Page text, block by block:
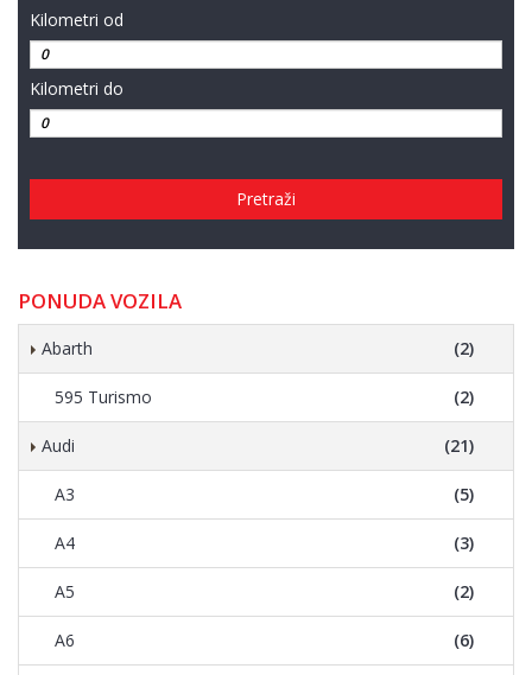
Kilometri od
Kilometri do
Pretraži
PONUDA VOZILA
Abarth (2)
595 Turismo (2)
Audi (21)
A3 (5)
A4 (3)
A5 (2)
A6 (6)